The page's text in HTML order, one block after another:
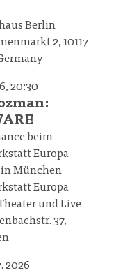
Berlin
2, 10117
20:30
beim
Europa
in München
Europa
und Live
37,
2026